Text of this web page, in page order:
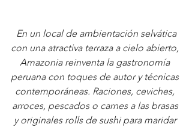
En un local de ambientación selvática
con una atractiva terraza a cielo abierto,
Amazonia reinventa la gastronomía
peruana con toques de autor y técnicas
contemporáneas. Raciones, ceviches,
arroces, pescados o carnes a las brasas
y originales rolls de sushi para maridar